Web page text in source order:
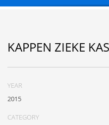
KAPPEN ZIEKE
YEAR
2015
CATEGORY